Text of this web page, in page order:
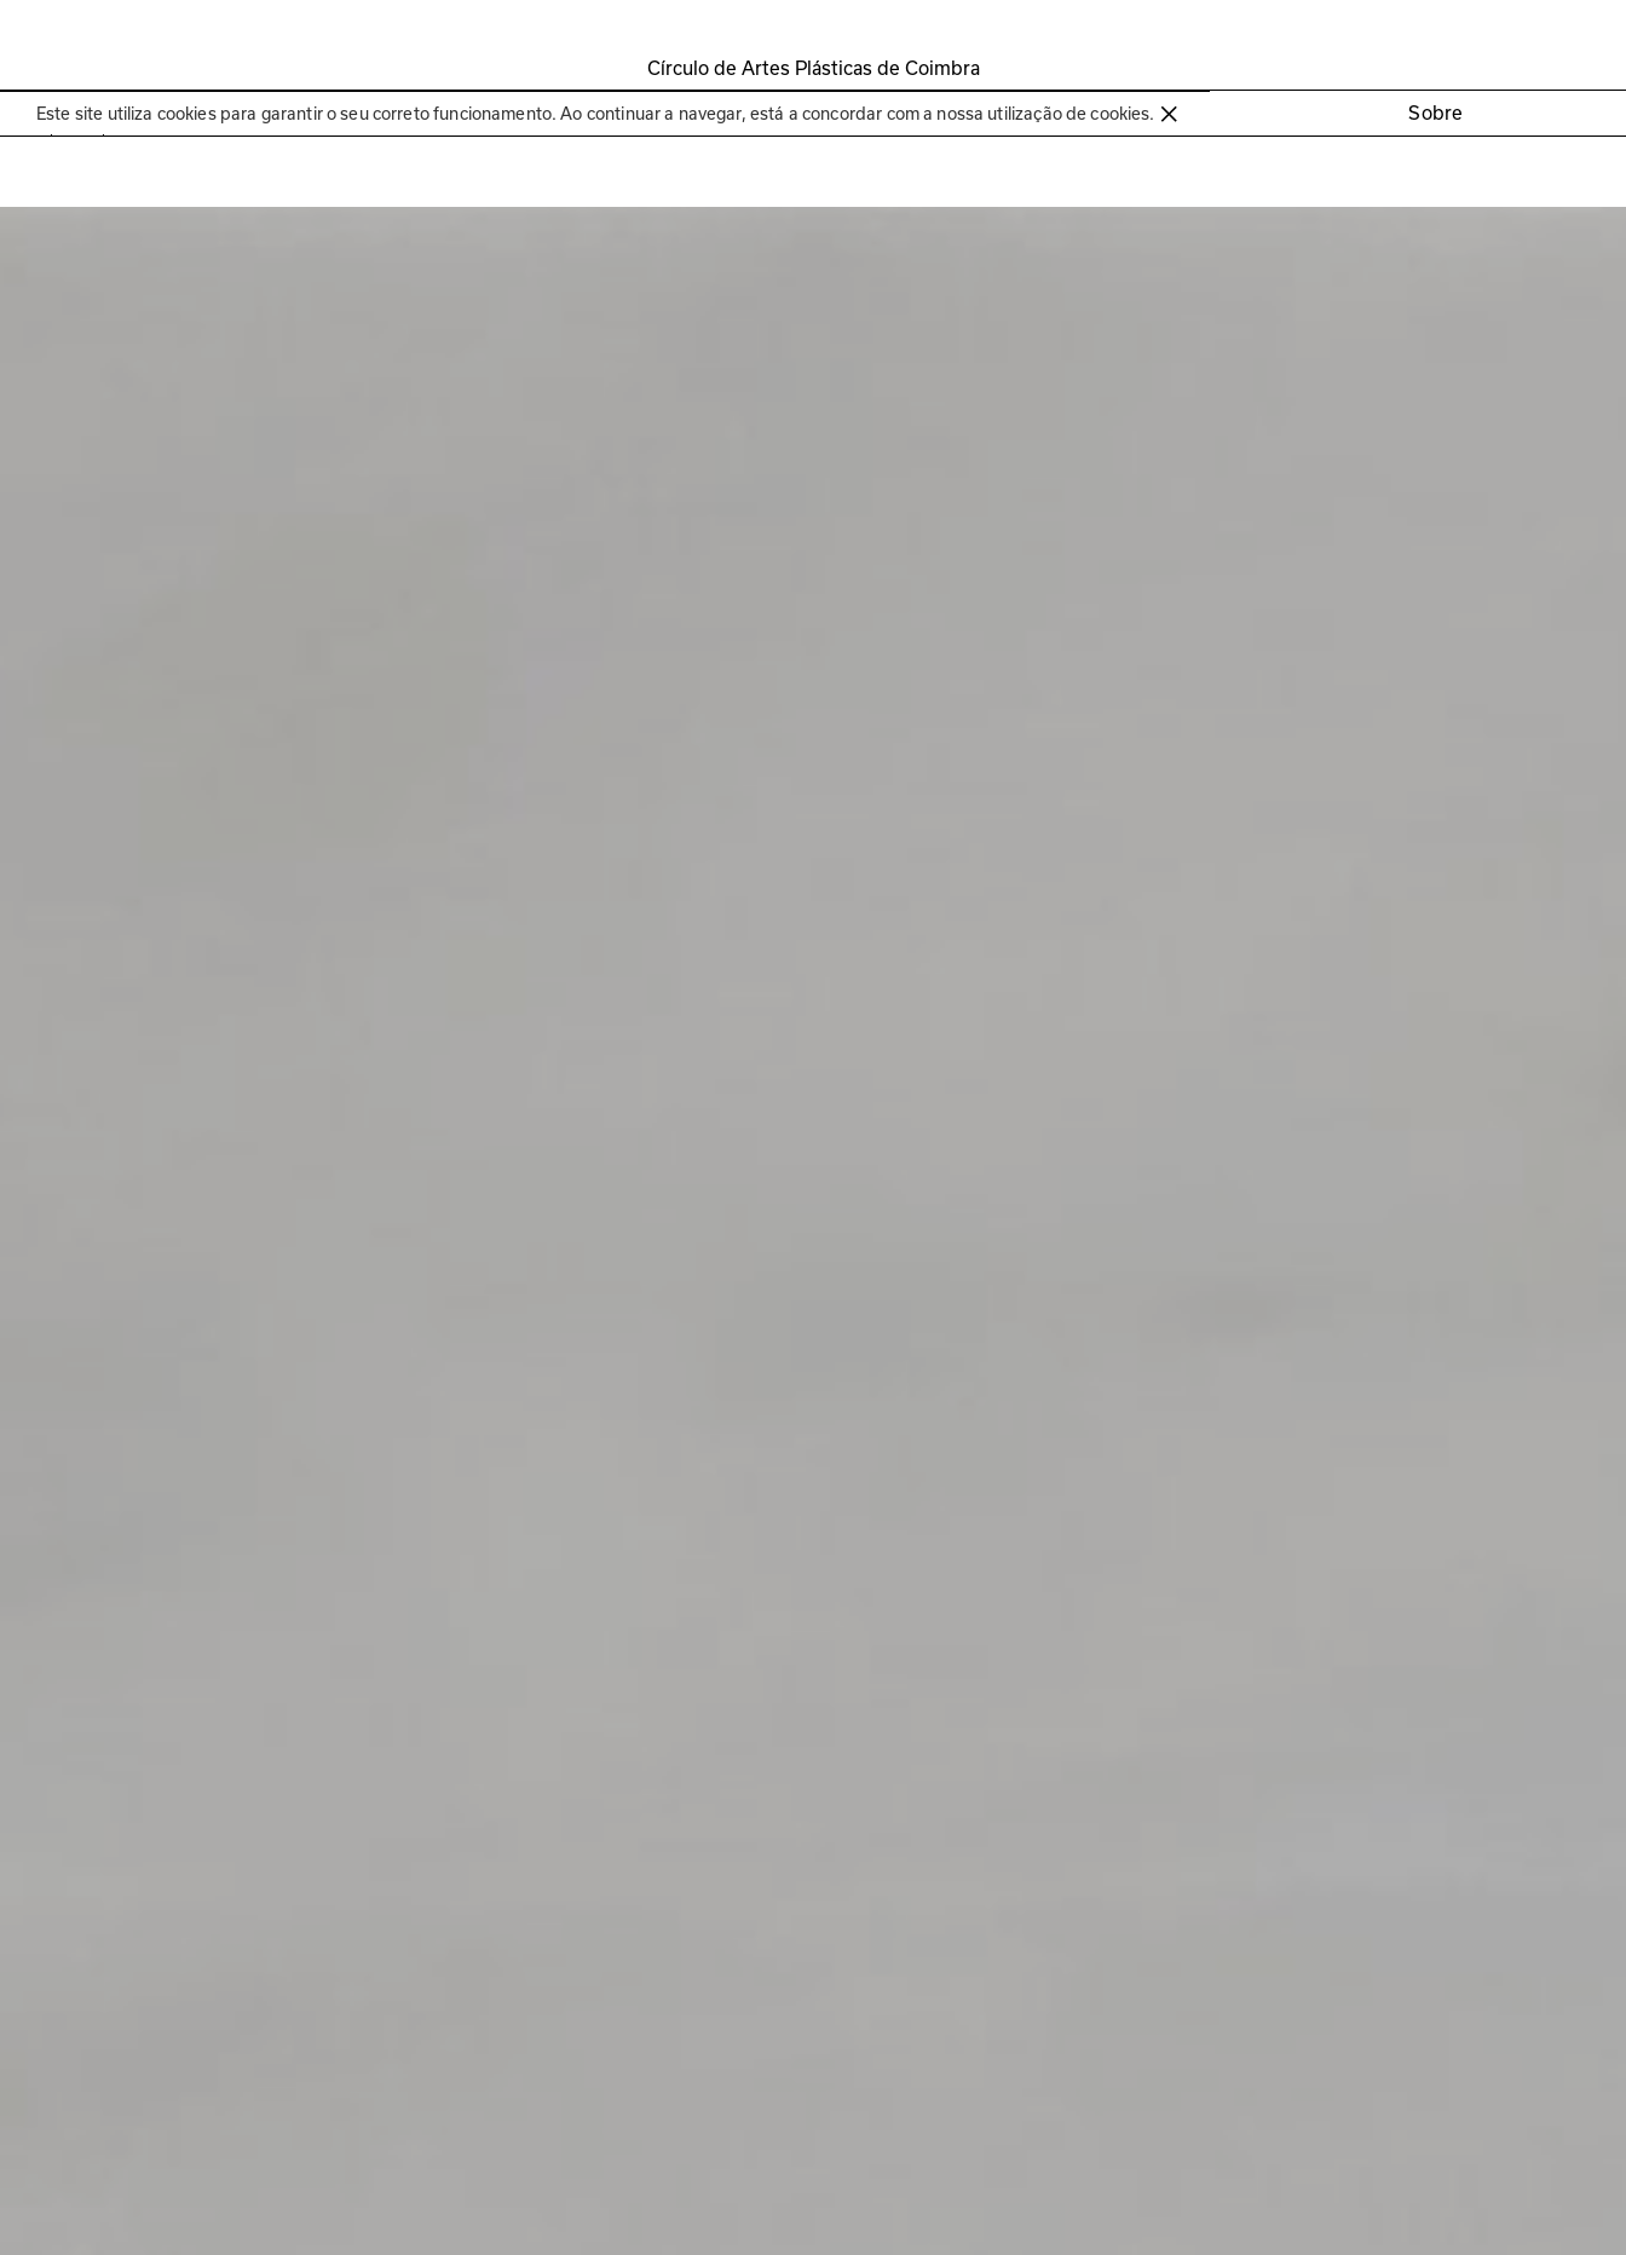
Círculo de Artes Plásticas de Coimbra
EN Programa Espaços Bienal de Coimbra Sobre
Este site utiliza cookies para garantir o seu correto funcionamento. Ao continuar a navegar, está a concordar com a nossa utilização de cookies.